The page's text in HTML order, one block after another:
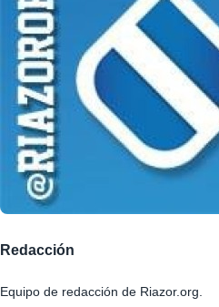
Redacción
Equipo de redacción de Riazor.org.